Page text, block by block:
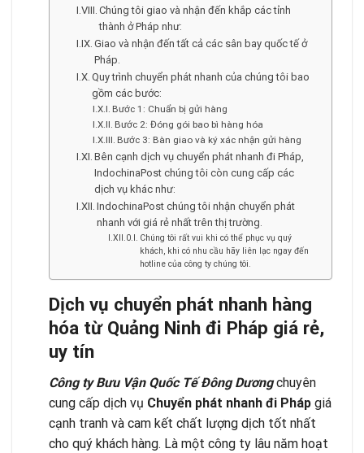
Chúng tôi giao và nhận đến khắp các tỉnh
thành ở Pháp như:
Giao và nhận đến tất cả các sân bay quốc tế ở
Pháp.
Quy trình chuyển phát nhanh của chúng tôi bao
gồm các bước:
Bước 1: Chuẩn bị gửi hàng
Bước 2: Đóng gói bao bì hàng hóa
Bước 3: Bàn giao và ký xác nhận gửi hàng
Bên cạnh dịch vụ chuyển phát nhanh đi Pháp,
IndochinaPost chúng tôi còn cung cấp các
dịch vụ khác như:
IndochinaPost chúng tôi nhận chuyển phát
nhanh với giá rẻ nhất trên thị trường.
Chúng tôi rất vui khi có thể phục vụ quý
khách, khi có nhu cầu hãy liên lạc ngay đến
hotline của công ty chúng tôi.
Dịch vụ chuyển phát nhanh hàng
hóa từ Quảng Ninh đi Pháp giá rẻ,
uy tín
Công ty Bưu Vận Quốc Tế Đông Dươngchuyên
cung cấp dịch vụ Chuyển phát nhanh đi Pháp giá
cạnh tranh và cam kết chất lượng dịch tốt nhất
cho quý khách hàng. Là một công ty lâu năm hoạt